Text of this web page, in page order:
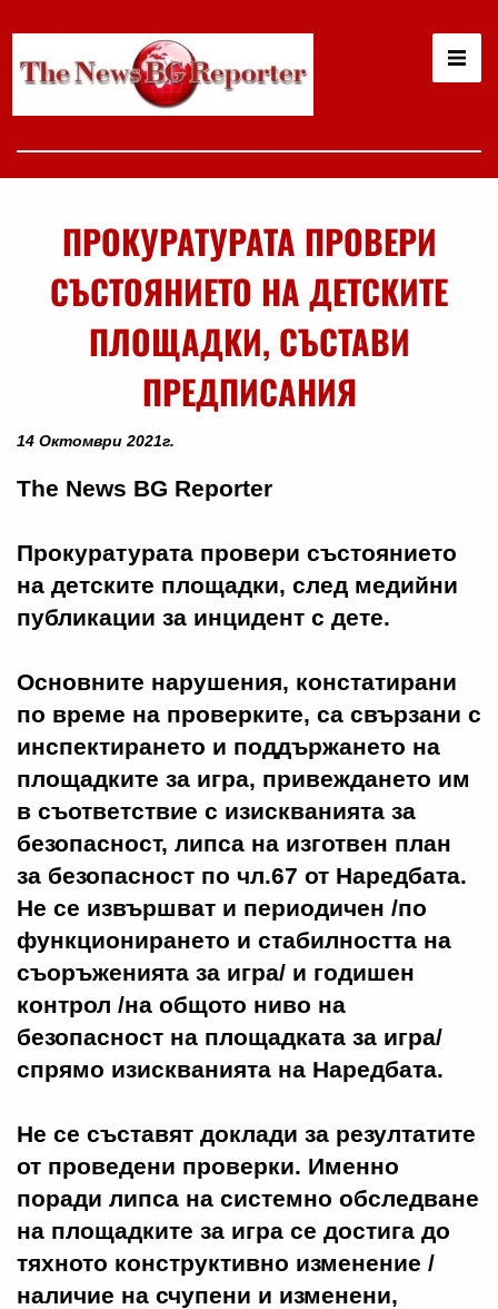
ПРОКУРАТУРАТА ПРОВЕРИ
СЪСТОЯНИЕТО НА ДЕТСКИТЕ
ПЛОЩАДКИ, СЪСТАВИ
ПРЕДПИСАНИЯ
14 Октомври 2021г.
The News BG Reporter
Прокуратурата провери състоянието
на детските площадки, след медийни
публикации за инцидент с дете.
Основните нарушения, констатирани
по време на проверките, са свързани с
инспектирането и поддържането на
площадките за игра, привеждането им
в съответствие с изискванията за
безопасност, липса на изготвен план
за безопасност по чл.67 от Наредбата.
Не се извършват и периодичен /по
функционирането и стабилността на
съоръженията за игра/ и годишен
контрол /на общото ниво на
безопасност на площадката за игра/
спрямо изискванията на Наредбата.
Не се съставят доклади за резултатите
от проведени проверки. Именно
поради липса на системно обследване
на площадките за игра се достига до
тяхното конструктивно изменение /
наличие на счупени и изменени,